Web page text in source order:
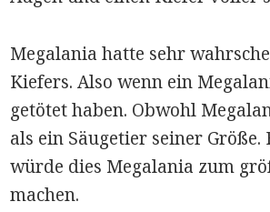
Megalania hatte sehr
Kiefers. Also wenn ein
getötet haben. Obwohl
als ein Säugetier seiner
würde dies Megalania zum
machen.